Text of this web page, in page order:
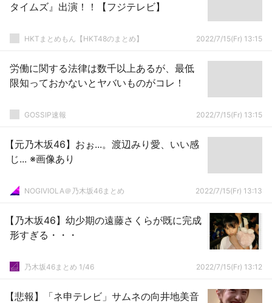
タイムズ』出演！！【フジテレビ】
HKTまとめもん【HKT48のまとめ】 2022/7/15(Fr) 13:15
労働に関する法律は数千以上あるが、最低
限知っておかないとヤバいものがコレ！
GOSSIP速報 2022/7/15(Fr) 13:15
【元乃木坂46】おぉ...。渡辺みり愛、いい感
じ... ※画像あり
NOGIVIOLA＠乃木坂46まとめ 2022/7/15(Fr) 13:13
【乃木坂46】幼少期の遠藤さくらが既に完成
形すぎる・・・
乃木坂46まとめ 1/46 2022/7/15(Fr) 13:12
【悲報】「ネ申テレビ」サムネの向井地美音